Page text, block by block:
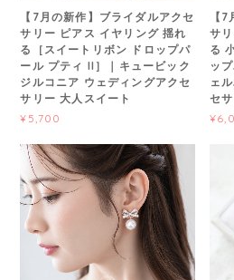
【7月の新作】ブライダルアクセ
サリー ピアス イヤリング 揺れ
る［スイートリボン ドロップパ
ール プティ II］｜キュービック
ジルコニア ウェディングアクセ
サリー 大人スイート
¥5,700
【
サ
る
ッ
ェ
セ